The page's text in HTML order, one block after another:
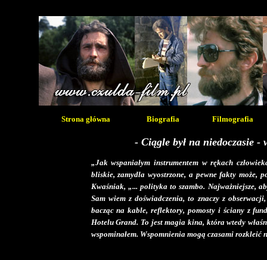
Strona główna Biografia Filmografia
- Ciągle był na niedoczasie
„Jak wspaniałym instrumentem w rękach
bliskie, zamydla wyostrzone, a pewne fakty może,
Kwaśniak, „... polityka to szambo. Najważniejsze,
Sam wiem z doświadczenia, to znaczy z
bacząc na kable, reflektory, pomosty i ściany z
Hotelu Grand. To jest magia kina, która wtedy
wspominałem. Wspomnienia mogą czasami rozkleić